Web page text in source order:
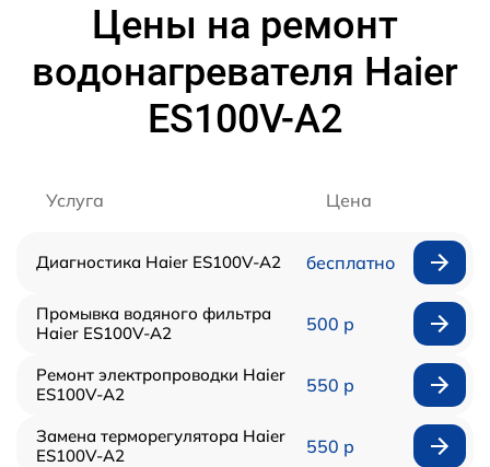
Цены на ремонт
водонагревателя Haier
ES100V-A2
Услуга Цена
Диагностика Haier ES100V-A2 бесплатно
Промывка водяного фильтра
Haier ES100V-A2
500 р
Ремонт электропроводки Haier
ES100V-A2
550 р
Замена терморегулятора Haier
ES100V-A2
550 р